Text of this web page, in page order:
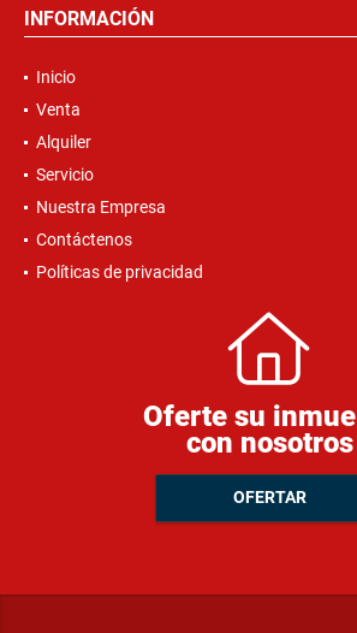
INFORMACIÓN
Inicio
Venta
Alquiler
Servicio
Nuestra Empresa
Contáctenos
Políticas de privacidad
Oferte su
con nosotros
OFERTAR